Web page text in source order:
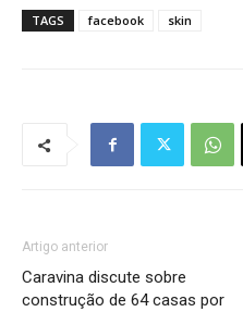
TAGS facebook skin
Artigo anterior
Caravina discute sobre
construção de 64 casas por